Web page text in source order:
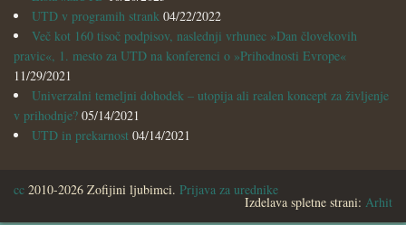
UTD v programih strank 04/22/2022
Več kot 160 tisoč podpisov, naslednji vrhunec »Dan človekovih
pravic«, 1. mesto za UTD na konferenci o »Prihodnosti Evrope«
11/29/2021
Univerzalni temeljni dohodek – utopija ali realen koncept za življenje
v prihodnje? 05/14/2021
UTD in prekarnost 04/14/2021
cc 2010-2026 Zofijini ljubimci. Prijava za urednike
Izdelava spletne strani: Arhit